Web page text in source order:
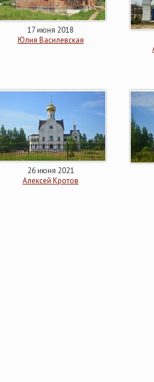
17 июня 2018
Юлия Василевская
26 июня 2021
Алексей Кротов